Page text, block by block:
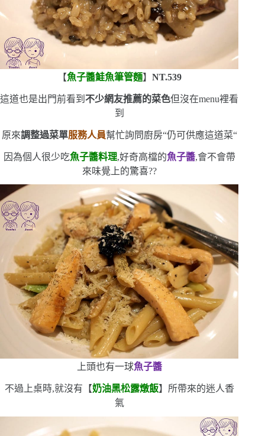
【魚子醬鮭魚筆管麵】 NT.539
這道也是出門前看到不少網友推薦的菜色但沒在menu裡看
到
原來調整過菜單服務人員幫忙詢問廚房“仍可供應這道菜“
因為個人很少吃魚子醬料理,好奇高檔的魚子醬,會不會帶
來味覺上的驚喜??
上頭也有一球魚子醬
不過上桌時,就沒有【奶油黑松露燉飯】所帶來的迷人香
氣